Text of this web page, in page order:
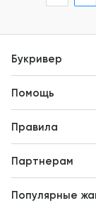
Букривер
Новости
Помощь
Правила
Партнерам
Популярные